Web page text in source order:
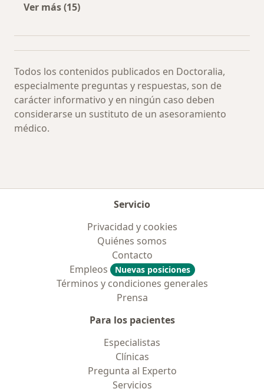
Ver más (15)
Todos los contenidos publicados en Doctoralia,
especialmente preguntas y respuestas, son de
carácter informativo y en ningún caso deben
considerarse un sustituto de un asesoramiento
médico.
Servicio
Privacidad y cookies
Quiénes somos
Contacto
Empleos
Nuevas posiciones
Términos y condiciones generales
Prensa
Para los pacientes
Especialistas
Clínicas
Pregunta al Experto
Servicios